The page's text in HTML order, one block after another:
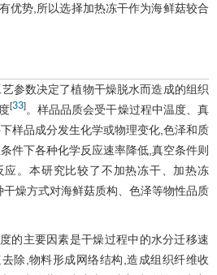
优势,所以选择加热冻干作为海鲜菇较合
参数决定了植物干燥脱水而造成的组织
[33]。样品品质会受干燥过程中温度、真
样品成分发生化学或物理变化,色泽和质
件下各种化学反应速率降低,真空条件则
应。本研究比较了不加热冻干、加热冻
燥方式对海鲜菇质构、色泽等物性品质
的主要因素是干燥过程中的水分迁移速
除,物料形成网络结构,造成组织纤维收